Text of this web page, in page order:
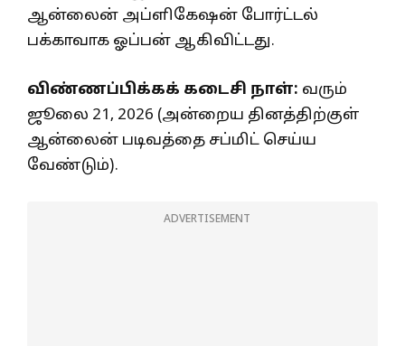
ஆன்லைன் அப்ளிகேஷன் போர்ட்டல்
பக்காவாக ஓப்பன் ஆகிவிட்டது.
விண்ணப்பிக்கக் கடைசி நாள்: வரும்
ஜூலை 21, 2026 (அன்றைய தினத்திற்குள்
ஆன்லைன் படிவத்தை சப்மிட் செய்ய
வேண்டும்).
ADVERTISEMENT